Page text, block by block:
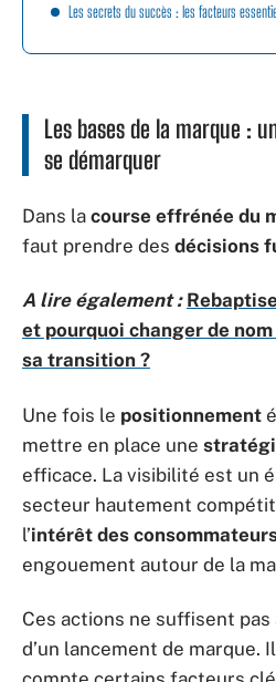
Les secrets du succès : les facteurs
Les bases de la marque :
se démarquer
Dans la course effrénée du
faut prendre des décisions
A lire également :
et pourquoi changer de
sa transition ?
Une fois le positionnement
mettre en place une
efficace. La visibilité est un
secteur hautement
l’intérêt des
engouement autour de la
Ces actions ne suffisent
d’un lancement de marque.